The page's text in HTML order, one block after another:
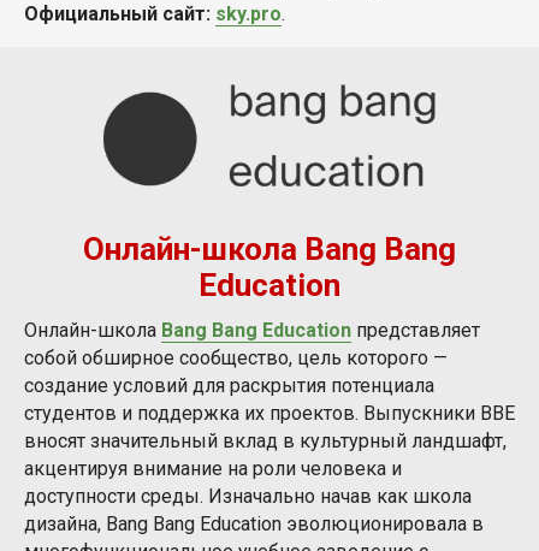
Официальный сайт: sky.pro.
Онлайн-школа Bang Bang
Education
Онлайн-школа Bang Bang Education представляет
собой обширное сообщество, цель которого —
создание условий для раскрытия потенциала
студентов и поддержка их проектов. Выпускники BBE
вносят значительный вклад в культурный ландшафт,
акцентируя внимание на роли человека и
доступности среды. Изначально начав как школа
дизайна, Bang Bang Education эволюционировала в